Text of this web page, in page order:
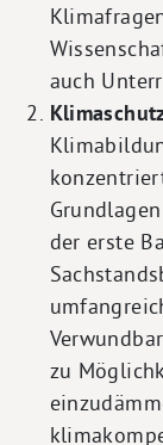
auch
der erste
zu